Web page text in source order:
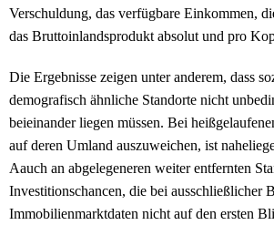
Verschuldung, das verfügbare Einkommen,
das Bruttoinlandsprodukt absolut und pro
Die Ergebnisse zeigen unter anderem, dass
demografisch ähnliche Standorte nicht
beieinander liegen müssen. Bei
auf deren Umland auszuweichen, ist
Aauch an abgelegeneren weiter entfernten
Investitionschancen, die bei ausschließlicher
Immobilienmarktdaten nicht auf den ersten